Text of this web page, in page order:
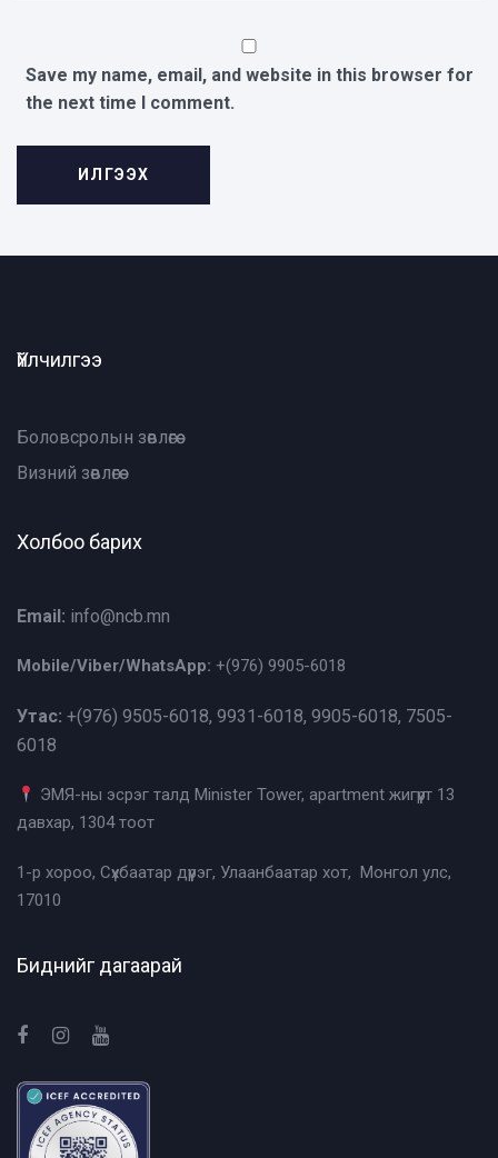
Save my name, email, and website in this browser for
the next time I comment.
Үйлчилгээ
Боловсролын зөвлөгөө
Визний зөвлөгөө
Холбоо барих
Email: info@ncb.mn
Mobile/Viber/WhatsApp: +(976) 9905-6018
Утас: +(976) 9505-6018, 9931-6018, 9905-6018, 7505-
6018
ЭМЯ-ны эсрэг талд Minister Tower, apartment жигүүрт 13
давхар, 1304 тоот
1-р хороо, Сүхбаатар дүүрэг, Улаанбаатар хот, Монгол улс,
17010
Биднийг дагаарай